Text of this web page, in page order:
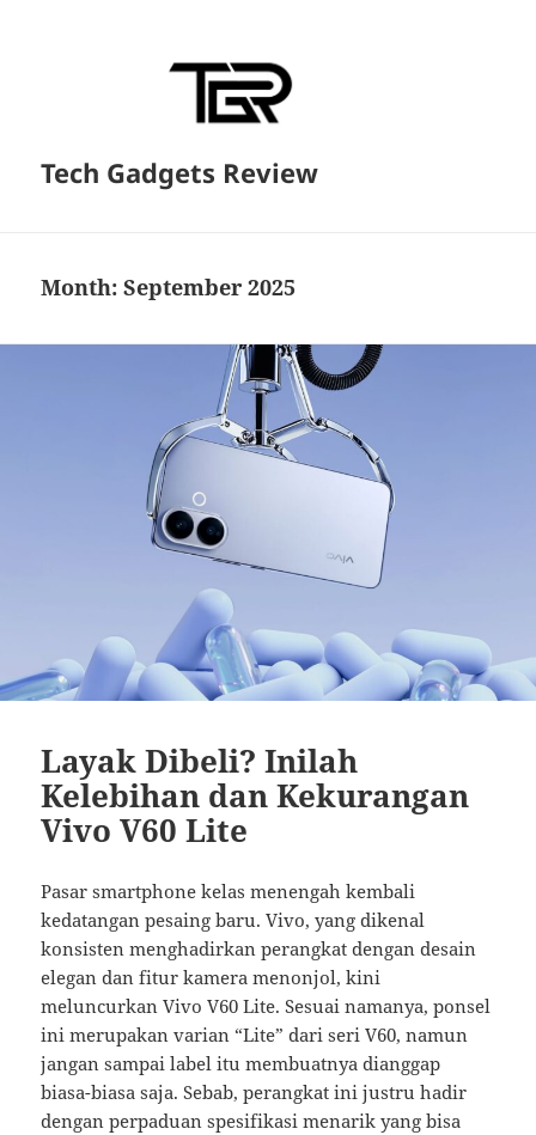
Tech Gadgets Review
Month:September 2025
Layak Dibeli? Inilah
Kelebihan dan Kekurangan
Vivo V60 Lite
Pasar smartphone kelas menengah kembali
kedatangan pesaing baru. Vivo, yang dikenal
konsisten menghadirkan perangkat dengan desain
elegan dan fitur kamera menonjol, kini
meluncurkan Vivo V60 Lite. Sesuai namanya, ponsel
ini merupakan varian “Lite” dari seri V60, namun
jangan sampai label itu membuatnya dianggap
biasa-biasa saja. Sebab, perangkat ini justru hadir
dengan perpaduan spesifikasi menarik yang bisa